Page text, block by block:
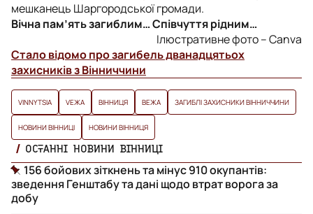
мешканець Шаргородської громади.
Вічна пам’ять загиблим… Співчуття рідним…
Ілюстративне фото – Сanva
Стало відомо про загибель дванадцятьох
захисників з Вінниччини
VINNYTSIA VЕЖА ВІННИЦЯ ВЕЖА ЗАГИБЛІ ЗАХИСНИКИ ВІННИЧЧИНИ
НОВИНИ ВІННИЦІ НОВИНИ ВІННИЦЯ
ОСТАННІ НОВИНИ ВІННИЦІ
156 бойових зіткнень та мінус 910 окупантів:
зведення Генштабу та дані щодо втрат ворога за
добу